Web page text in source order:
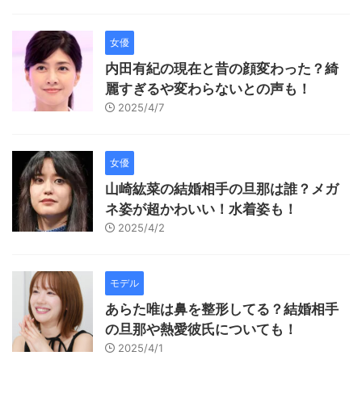
女優
内田有紀の現在と昔の顔変わった？綺
麗すぎるや変わらないとの声も！
2025/4/7
女優
山崎紘菜の結婚相手の旦那は誰？メガ
ネ姿が超かわいい！水着姿も！
2025/4/2
モデル
あらた唯は鼻を整形してる？結婚相手
の旦那や熱愛彼氏についても！
2025/4/1